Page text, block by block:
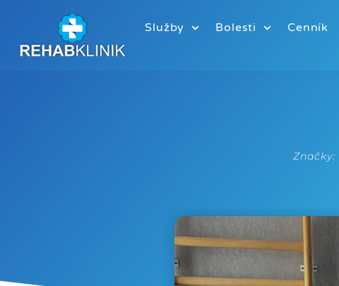
Služby Bolesti Cenník
Značky: